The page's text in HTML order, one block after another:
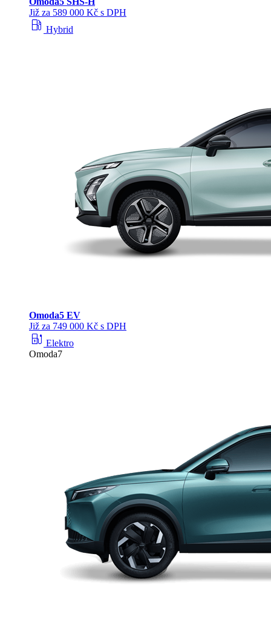
Již za 589 000 Kč s DPH
local_gas_station Hybrid
Omoda5 EV
Již za 749 000 Kč s DPH
ev_station Elektro
Omoda7